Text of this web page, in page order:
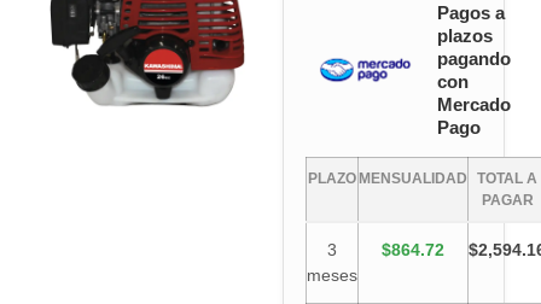
Pagos a
plazos
pagando
con
Mercado
Pago
PLAZO MENSUALIDAD
TOTAL A
PAGAR
3
meses
$864.72